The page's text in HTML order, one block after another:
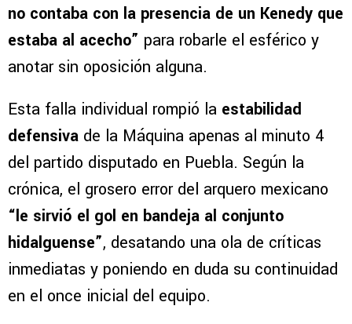
no contaba con la presencia de un Kenedy que
estaba al acecho” para robarle el esférico y
anotar sin oposición alguna.
Esta falla individual rompió la estabilidad
defensiva de la Máquina apenas al minuto 4
del partido disputado en Puebla. Según la
crónica, el grosero error del arquero mexicano
“le sirvió el gol en bandeja al conjunto
hidalguense”, desatando una ola de críticas
inmediatas y poniendo en duda su continuidad
en el once inicial del equipo.